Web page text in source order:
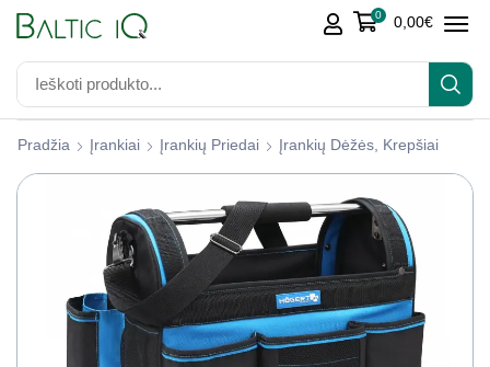
0 0,00€
Pradžia Įrankiai Įrankių Priedai Įrankių Dėžės, Krepšiai